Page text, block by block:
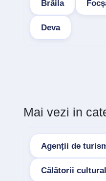
Brăila
Deva
Mai vezi in
Agenții de
Călătorii